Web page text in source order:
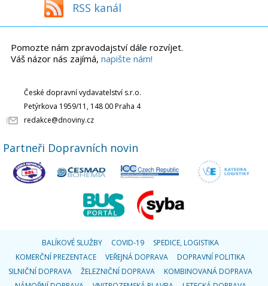
RSS kanál
Pomozte nám zpravodajství dále rozvíjet.
Váš názor nás zajímá, napište nám!
České dopravní vydavatelství s.r.o.
Petýrkova 1959/11, 148 00 Praha 4
redakce@dnoviny.cz
Partneři Dopravních novin
BALÍKOVÉ SLUŽBY COVID-19
SPEDICE, LOGISTIKA
KOMERČNÍ PREZENTACE
VEŘEJNÁ DOPRAVA
DOPRAVNÍ POLITIKA
SILNIČNÍ DOPRAVA
ŽELEZNIČNÍ DOPRAVA
KOMBINOVANÁ DOPRAVA